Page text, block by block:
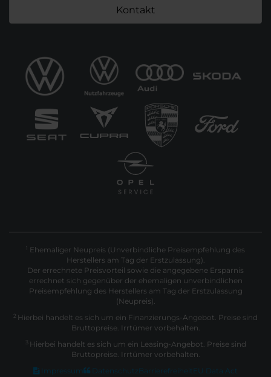
Kontakt
1 Ehemaliger Neupreis (Unverbindliche Preisempfehlung des
Herstellers am Tag der Erstzulassung).
Der errechnete Preisvorteil sowie die angegebene Ersparnis
errechnet sich gegenüber der ehemaligen unverbindlichen
Preisempfehlung des Herstellers am Tag der Erstzulassung
(Neupreis).
2 Hierbei handelt es sich um ein Finanzierungs-Angebot. Preise sind
Bruttopreise. Irrtümer vorbehalten.
3 Hierbei handelt es sich um ein Leasing-Angebot. Preise sind
Bruttopreise. Irrtümer vorbehalten.
Impressum
Datenschutz Barrierefreiheit EU Data Act